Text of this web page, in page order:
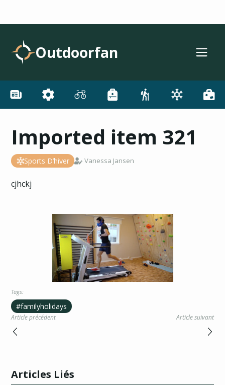
Outdoorfan
Imported item 321
Sports D’hiver Vanessa Jansen
cjhckj
Tags:
#familyholidays
Article précédent Article suivant
Articles Liés